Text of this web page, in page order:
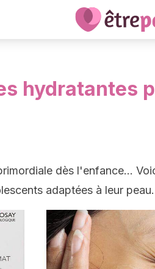
hydratantes
dès l'enfance...
adaptées à leur peau.